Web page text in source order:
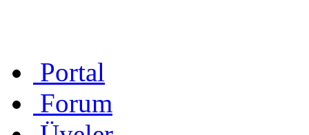
Portal
Forum